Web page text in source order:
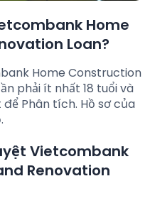
Home
Loan?
Home Construction
phải ít nhất 18 tuổi và
Phân tích. Hồ sơ của
Vietcombank
Renovation